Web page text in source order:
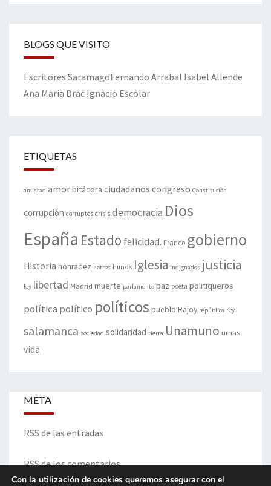
BLOGS QUE VISITO
Escritores SaramagoFernando Arrabal Isabel Allende
Ana María Drac Ignacio Escolar
ETIQUETAS
amistad amorbitácora ciudadanos congreso Constitución
corrupción corruptos crisis democracia Dios
España Estado felicidad. Franco gobierno
Historia honradez hotros hunos Iglesia indignados justicia
ley libertad Madrid muerte parlamento paz poeta politiqueros
política político políticos pueblo Rajoy república rey
salamanca sociedad solidaridad tierra Unamuno urnas
vida
META
RSS de las entradas
RSS de los comentarios
Con la utilización de cookies queremos asegurar con el